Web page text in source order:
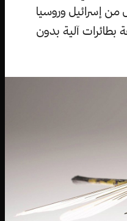
من إسرائيل وروسيا
بطائرات آلية بدون